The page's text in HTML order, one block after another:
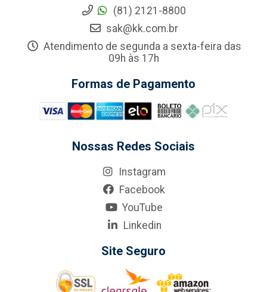
(81) 2121-8800
sak@kk.com.br
Atendimento de segunda a sexta-feira das
09h às 17h
Formas de Pagamento
Nossas Redes Sociais
Instagram
Facebook
YouTube
Linkedin
Site Seguro